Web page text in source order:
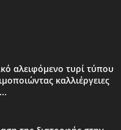
αλειφόμενο τυρί τύπου
καλλιέργειες